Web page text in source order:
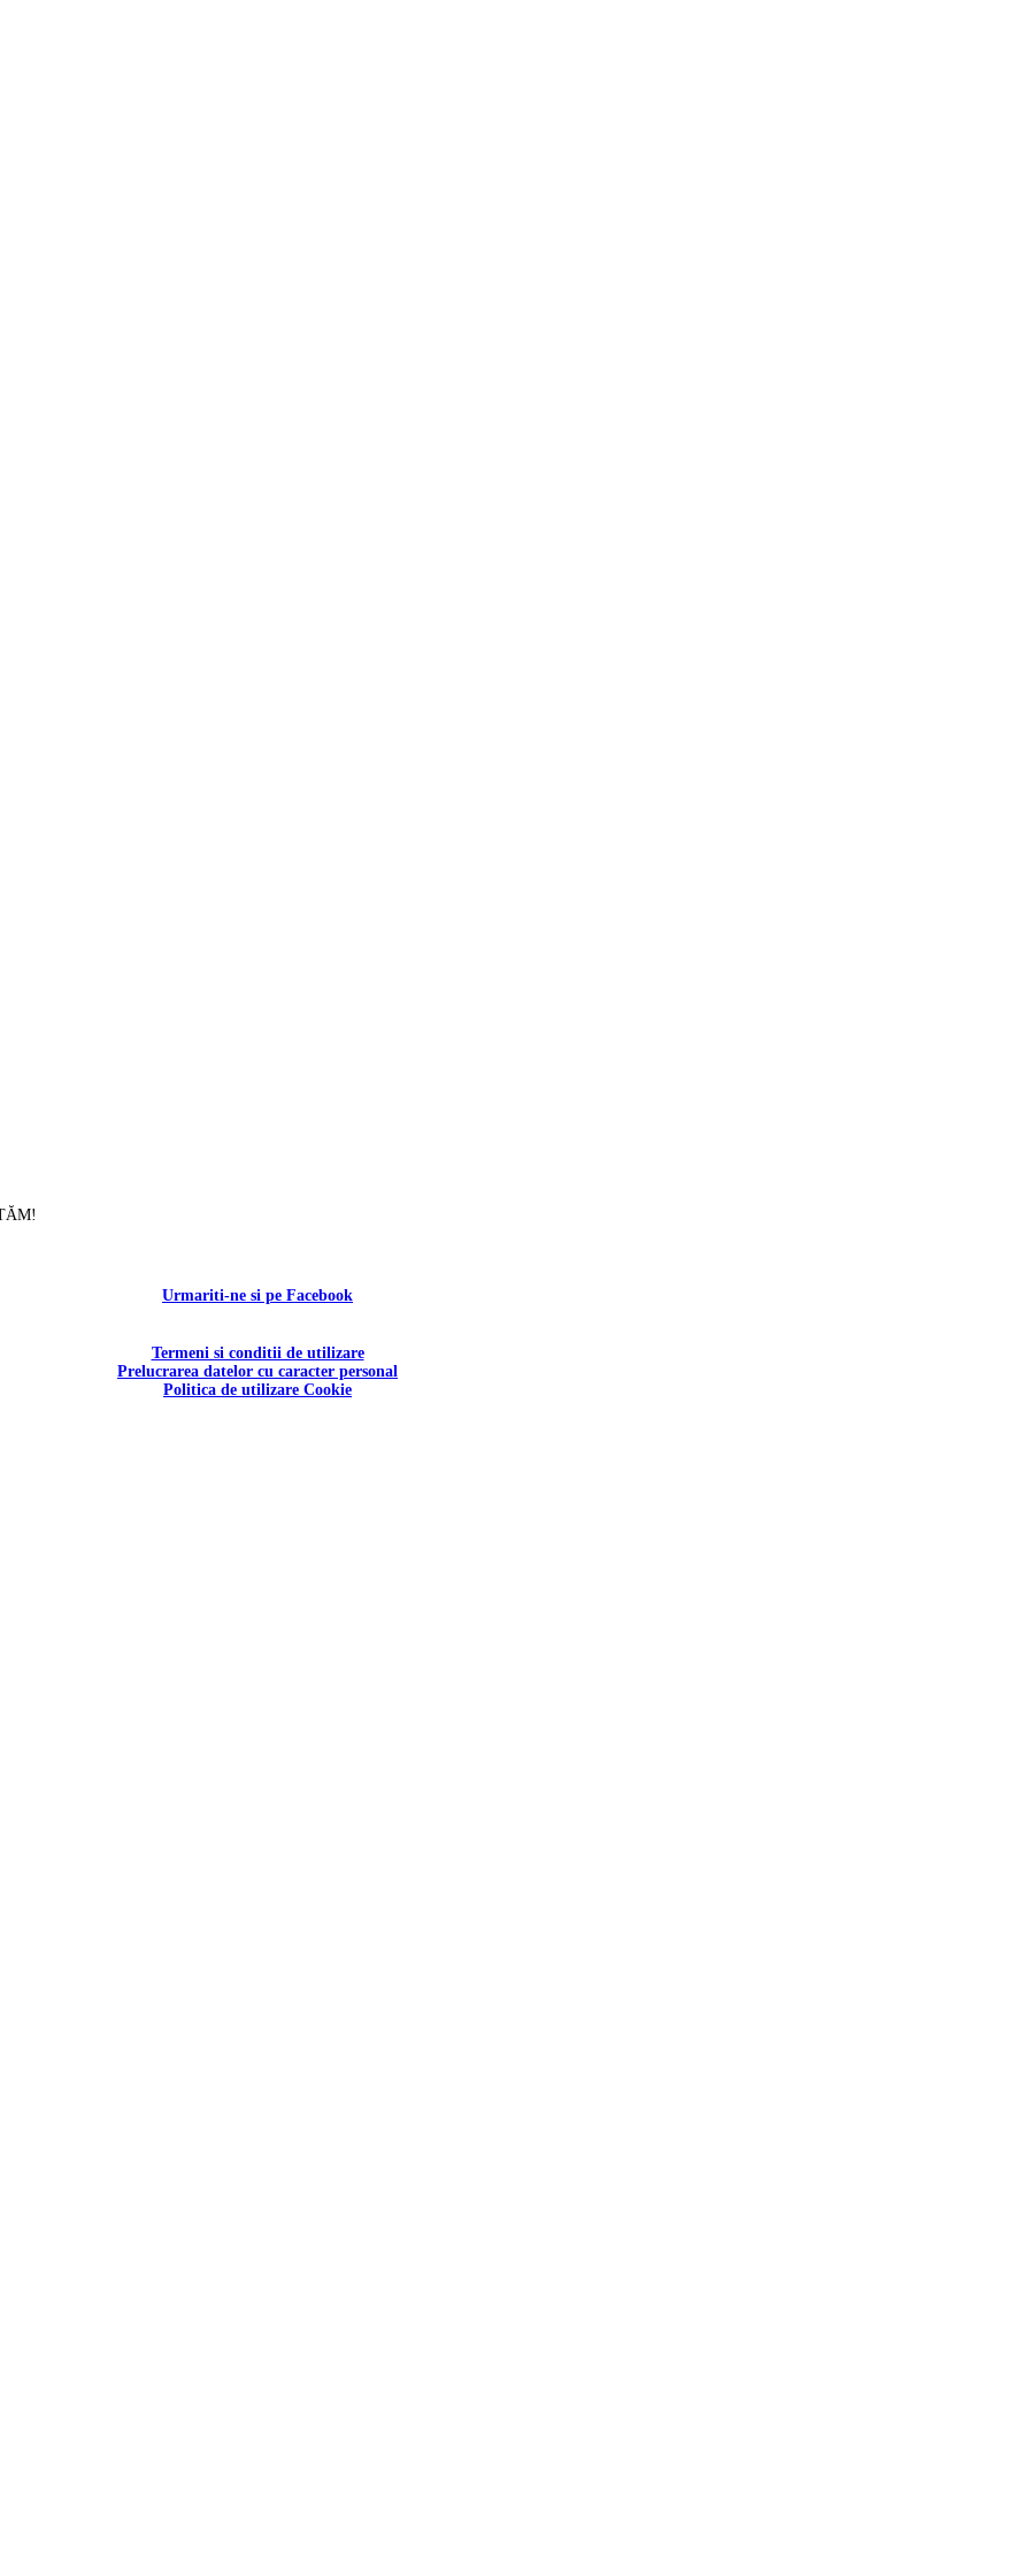
Urmariti-ne si pe Facebook
Termeni si conditii de utilizare
Prelucrarea datelor cu caracter personal
Politica de utilizare Cookie